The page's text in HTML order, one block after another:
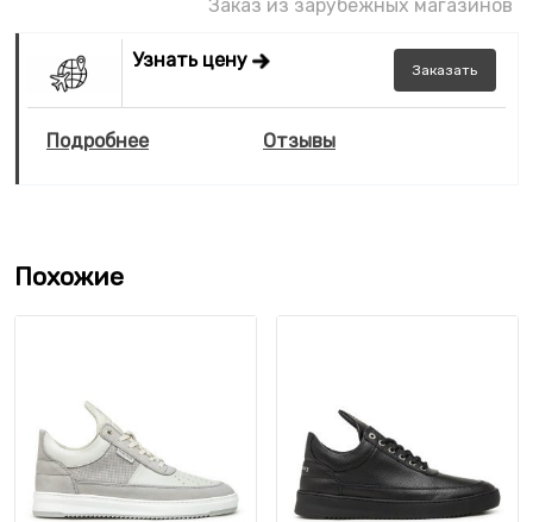
Заказ из зарубежных магазинов
Узнать цену Заказать
Подробнее Отзывы
Похожие